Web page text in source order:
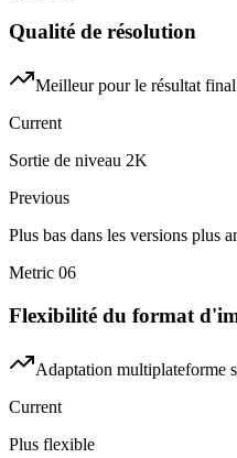
Qualité de résolution
Meilleur pour le résultat final
Current
Sortie de niveau 2K
Previous
Plus bas dans les versions plus
Metric 06
Flexibilité du format
Adaptation multiplateforme
Current
Plus flexible